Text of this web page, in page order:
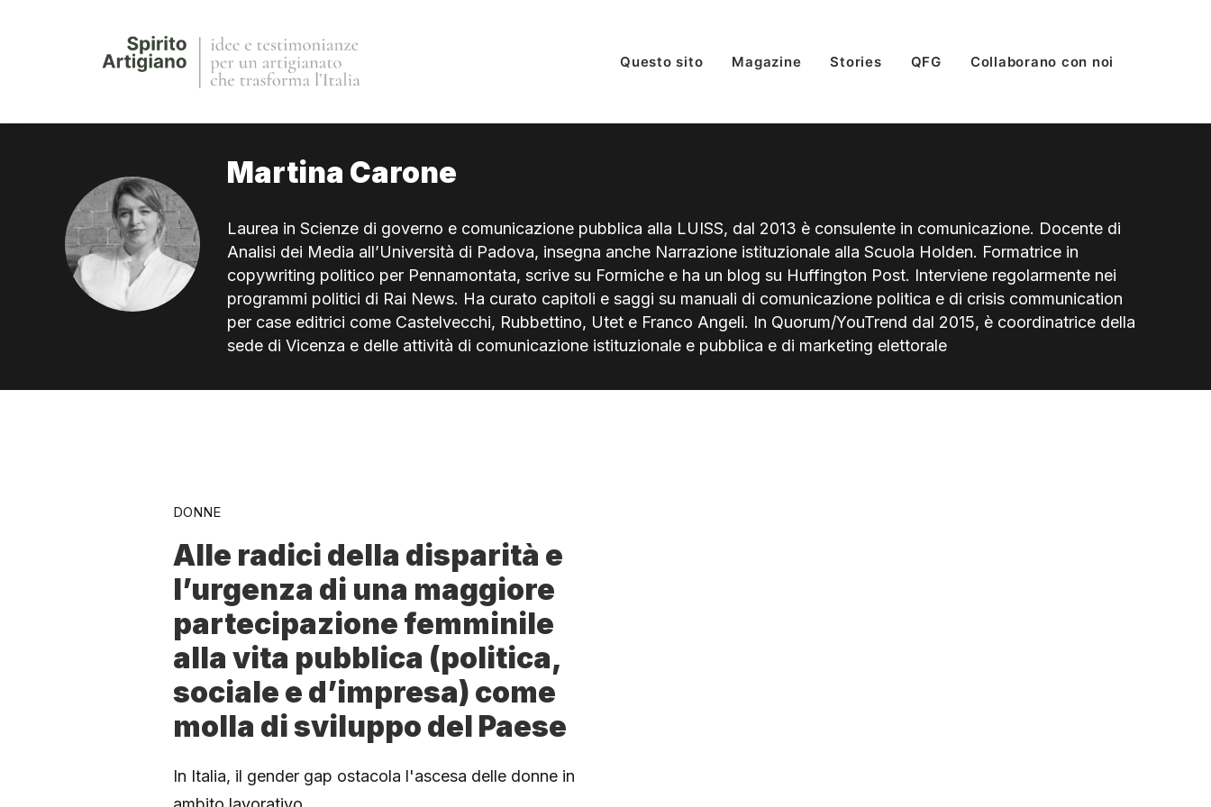
Questo sito Magazine Stories QFG Collaborano con noi
Martina Carone
Laurea in Scienze di governo e comunicazione pubblica alla LUISS, dal 2013 è consulente in comunicazione. Docente di
Analisi dei Media all’Università di Padova, insegna anche Narrazione istituzionale alla Scuola Holden. Formatrice in
copywriting politico per Pennamontata, scrive su Formiche e ha un blog su Huffington Post. Interviene regolarmente nei
programmi politici di Rai News. Ha curato capitoli e saggi su manuali di comunicazione politica e di crisis communication
per case editrici come Castelvecchi, Rubbettino, Utet e Franco Angeli. In Quorum/YouTrend dal 2015, è coordinatrice della
sede di Vicenza e delle attività di comunicazione istituzionale e pubblica e di marketing elettorale
DONNE
Alle radici della disparità e
l’urgenza di una maggiore
partecipazione femminile
alla vita pubblica (politica,
sociale e d’impresa) come
molla di sviluppo del Paese
In Italia, il gender gap ostacola l'ascesa delle donne in